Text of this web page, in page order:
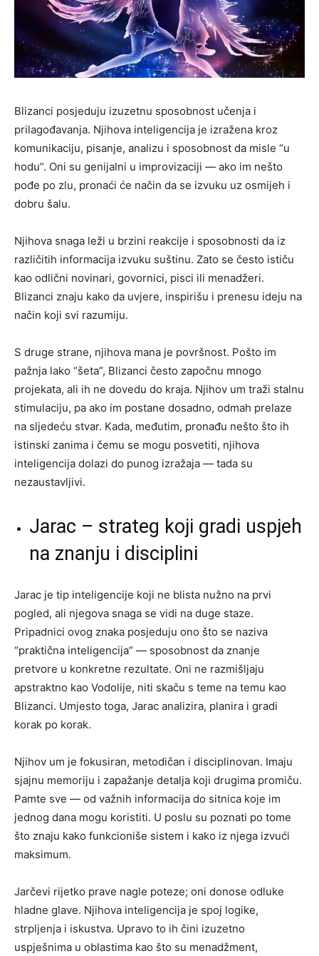
Blizanci posjeduju izuzetnu sposobnost učenja i
prilagođavanja. Njihova inteligencija je izražena kroz
komunikaciju, pisanje, analizu i sposobnost da misle “u
hodu”. Oni su genijalni u improvizaciji — ako im nešto
pođe po zlu, pronaći će način da se izvuku uz osmijeh i
dobru šalu.
Njihova snaga leži u brzini reakcije i sposobnosti da iz
različitih informacija izvuku suštinu. Zato se često ističu
kao odlični novinari, govornici, pisci ili menadžeri.
Blizanci znaju kako da uvjere, inspirišu i prenesu ideju na
način koji svi razumiju.
S druge strane, njihova mana je površnost. Pošto im
pažnja lako “šeta”, Blizanci često započnu mnogo
projekata, ali ih ne dovedu do kraja. Njihov um traži stalnu
stimulaciju, pa ako im postane dosadno, odmah prelaze
na sljedeću stvar. Kada, međutim, pronađu nešto što ih
istinski zanima i čemu se mogu posvetiti, njihova
inteligencija dolazi do punog izražaja — tada su
nezaustavljivi.
Jarac – strateg koji gradi uspjeh
na znanju i disciplini
Jarac je tip inteligencije koji ne blista nužno na prvi
pogled, ali njegova snaga se vidi na duge staze.
Pripadnici ovog znaka posjeduju ono što se naziva
“praktična inteligencija” — sposobnost da znanje
pretvore u konkretne rezultate. Oni ne razmišljaju
apstraktno kao Vodolije, niti skaču s teme na temu kao
Blizanci. Umjesto toga, Jarac analizira, planira i gradi
korak po korak.
Njihov um je fokusiran, metodičan i disciplinovan. Imaju
sjajnu memoriju i zapažanje detalja koji drugima promiču.
Pamte sve — od važnih informacija do sitnica koje im
jednog dana mogu koristiti. U poslu su poznati po tome
što znaju kako funkcioniše sistem i kako iz njega izvući
maksimum.
Jarčevi rijetko prave nagle poteze; oni donose odluke
hladne glave. Njihova inteligencija je spoj logike,
strpljenja i iskustva. Upravo to ih čini izuzetno
uspješnima u oblastima kao što su menadžment,